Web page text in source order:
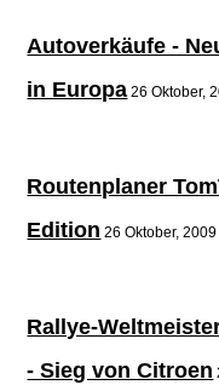
Autoverkäufe -
in Europa 26 Oktober,
Routenplaner
Edition 26 Oktober, 2009
Rallye-
- Sieg von Citroen